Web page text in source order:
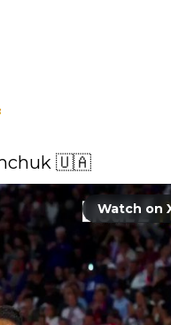
🇺🇦
Watch on